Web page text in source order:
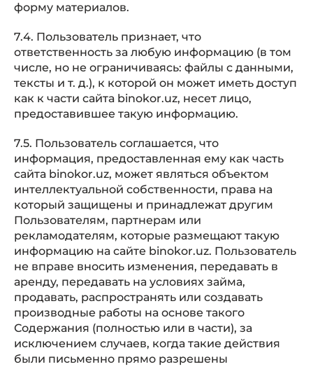
форму материалов.
7.4. Пользователь признает, что
ответственность за любую информацию (в том
числе, но не ограничиваясь: файлы с данными,
тексты и т. д.), к которой он может иметь доступ
как к части сайта binokor.uz, несет лицо,
предоставившее такую информацию.
7.5. Пользователь соглашается, что
информация, предоставленная ему как часть
сайта binokor.uz, может являться объектом
интеллектуальной собственности, права на
который защищены и принадлежат другим
Пользователям, партнерам или
рекламодателям, которые размещают такую
информацию на сайте binokor.uz. Пользователь
не вправе вносить изменения, передавать в
аренду, передавать на условиях займа,
продавать, распространять или создавать
производные работы на основе такого
Содержания (полностью или в части), за
исключением случаев, когда такие действия
были письменно прямо разрешены